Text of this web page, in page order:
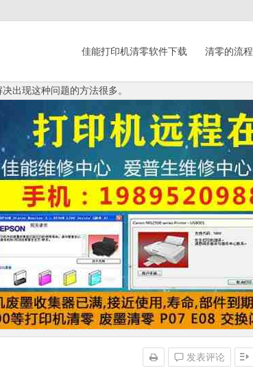
佳能打印机清零软件下载 清零的流程
出现这种问题的方法很多。
发表评论